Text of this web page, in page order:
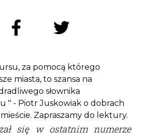
za pomocą którego
miasta, to szansa na
słownika
" - Piotr Juskowiak o dobrach
Zapraszamy do lektury.
się w ostatnim numerze